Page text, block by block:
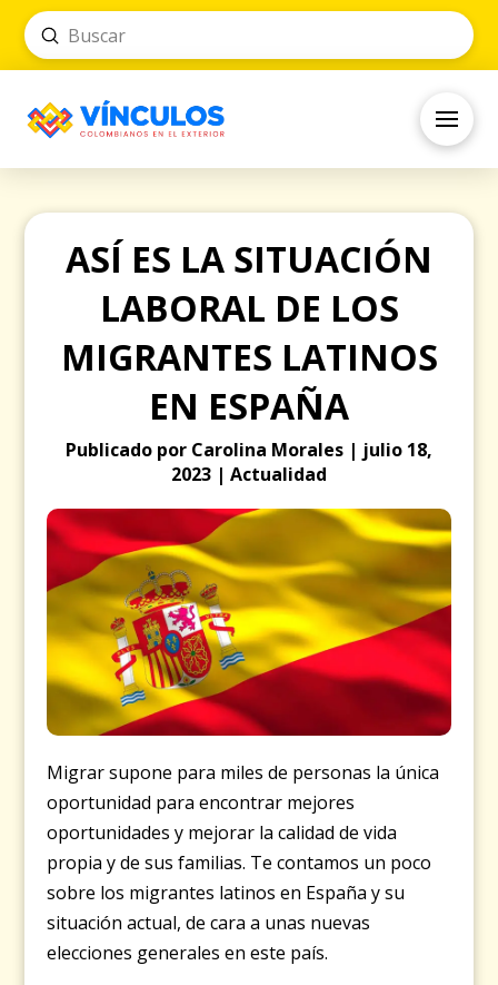
Search
Submit
ASÍ ES LA SITUACIÓN
LABORAL DE LOS
MIGRANTES LATINOS
EN ESPAÑA
Publicado por Carolina Morales | julio 18,
2023 | Actualidad
Migrar supone para miles de personas la única
oportunidad para encontrar mejores
oportunidades y mejorar la calidad de vida
propia y de sus familias. Te contamos un poco
sobre los migrantes latinos en España y su
situación actual, de cara a unas nuevas
elecciones generales en este país.